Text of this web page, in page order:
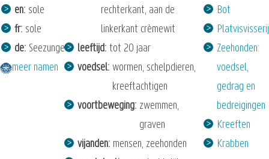
en sole
fr sole
de Seezunge
meer namen
rechterkant, aan de
linkerkant crèmewit
leeftijd tot 20 jaar
voedsel wormen, schelpdieren,
kreeftachtigen
voortbeweging zwemmen,
graven
vijanden mensen, zeehonden
Bot
Platvisvisserij
Zeehonden:
voedsel,
gedrag en
bedreigingen
Kreeften
Krabben